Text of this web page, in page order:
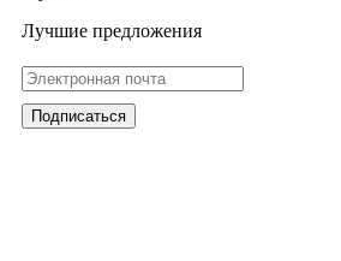
Лучшие предложения